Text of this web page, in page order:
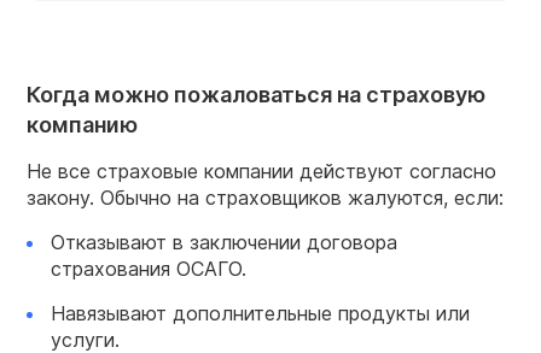
Когда можно пожаловаться на страховую
компанию
Не все страховые компании действуют согласно
закону. Обычно на страховщиков жалуются, если:
Отказывают в заключении договора
страхования ОСАГО.
Навязывают дополнительные продукты или
услуги.